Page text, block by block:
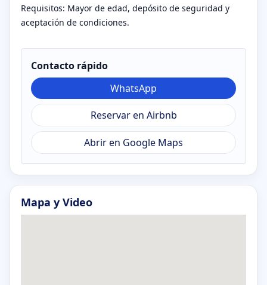
Requisitos: Mayor de edad, depósito de seguridad y
aceptación de condiciones.
Contacto rápido
WhatsApp
Reservar en Airbnb
Abrir en Google Maps
Mapa y Video